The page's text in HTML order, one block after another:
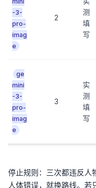
-3-
pro-
imag
e
2
测
填
写
ge
mini
-3-
pro-
imag
e
3
实
测
填
写
停止规则：三次都违反人
人体错误，就换路线。若